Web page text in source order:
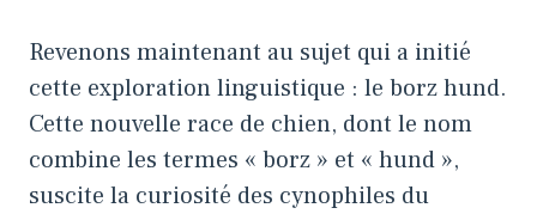
Revenons maintenant au sujet qui a initié
cette exploration linguistique : le borz hund.
Cette nouvelle race de chien, dont le nom
combine les termes « borz » et « hund »,
suscite la curiosité des cynophiles du